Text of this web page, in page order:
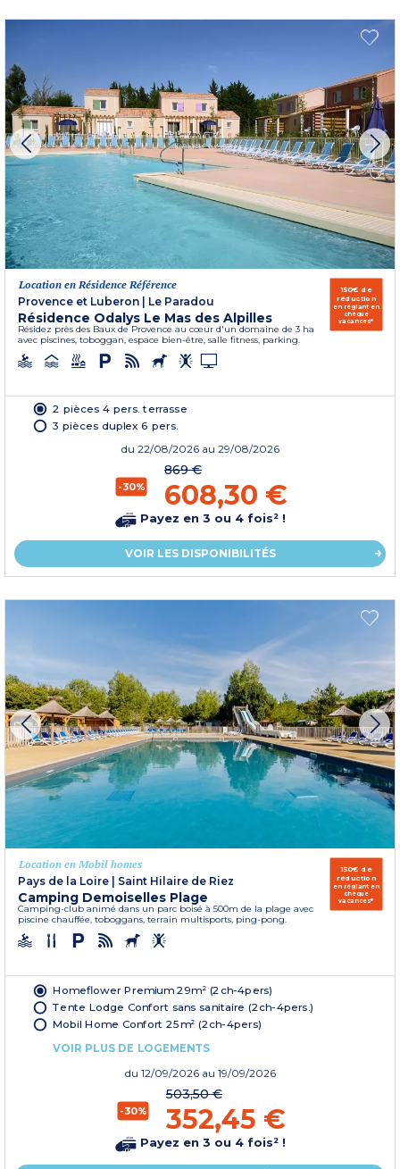
Location en Résidence Référence
Provence et Luberon | Le Paradou
Résidence Odalys Le Mas des Alpilles
Résidez près des Baux de Provence au cœur d'un domaine de 3 ha
avec piscines, toboggan, espace bien-être, salle fitness, parking.
150€ de
réduction
en réglant en
chèque
vacances*
2 pièces 4 pers. terrasse
3 pièces duplex 6 pers.
du 22/08/2026 au 29/08/2026
-30%
869 €
608,30 €
Payez en 3 ou 4 fois² !
VOIR LES DISPONIBILITÉS
Location en Mobil homes
Pays de la Loire | Saint Hilaire de Riez
Camping Demoiselles Plage
Camping-club animé dans un parc boisé à 500m de la plage avec
piscine chauffée, toboggans, terrain multisports, ping-pong.
150€ de
réduction
en réglant en
chèque
vacances*
Homeflower Premium 29m² (2ch-4pers)
Tente Lodge Confort sans sanitaire (2ch-4pers.)
Mobil Home Confort 25m² (2ch-4pers)
VOIR PLUS DE LOGEMENTS
du 12/09/2026 au 19/09/2026
-30%
503,50 €
352,45 €
Payez en 3 ou 4 fois² !